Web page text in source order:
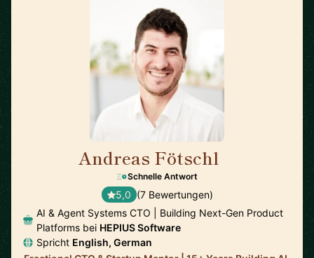
Andreas Fötschl
Schnelle Antwort
5,0 (7 Bewertungen)
AI & Agent Systems CTO | Building Next-Gen Product
Platforms bei HEPIUS Software
Spricht English, German